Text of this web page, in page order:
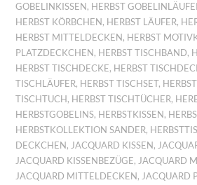
GOBELINKISSEN , HERBST
HERBST KÖRBCHEN , HERBST LÄUFER,
HERBST MITTELDECKEN , HERBST
PLATZDECKCHEN , HERBST TISCHBAND,
HERBST TISCHDECKE, HERBST
TISCHLÄUFER, HERBST TISCHSET,
TISCHTUCH , HERBST TISCHTÜCHER,
HERBSTGOBELINS, HERBSTKISSEN ,
HERBSTKOLLEKTION SANDER,
DECKCHEN , JACQUARD KISSEN ,
JACQUARD KISSENBEZÜGE, JACQUARD
JACQUARD MITTELDECKEN , JACQUARD